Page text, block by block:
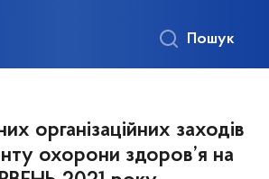
Пошук
організаційних заходів
охорони здоров’я на